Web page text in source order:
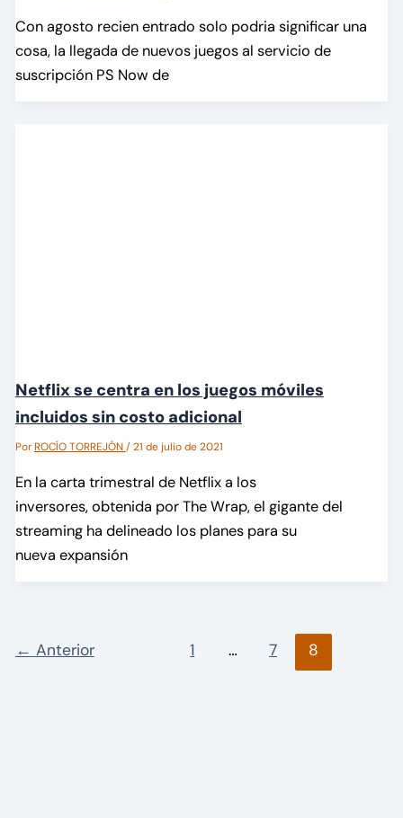
Con agosto recien entrado solo podria significar una
cosa, la llegada de nuevos juegos al servicio de
suscripción PS Now de
Netflix se centra en los juegos móviles
incluidos sin costo adicional
PorROCÍO TORREJÓN/21 de julio de 2021
En la carta trimestral de Netflix a los
inversores, obtenida por The Wrap, el gigante del
streaming ha delineado los planes para su
nueva expansión
← Anterior 1 … 7 8